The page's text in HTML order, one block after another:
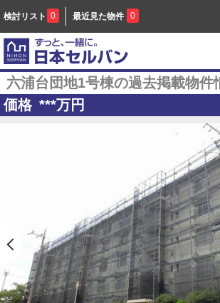
検討リスト 0 最近見た物件 0
六浦台団地1号棟の過去掲載物件
価格 ***万円